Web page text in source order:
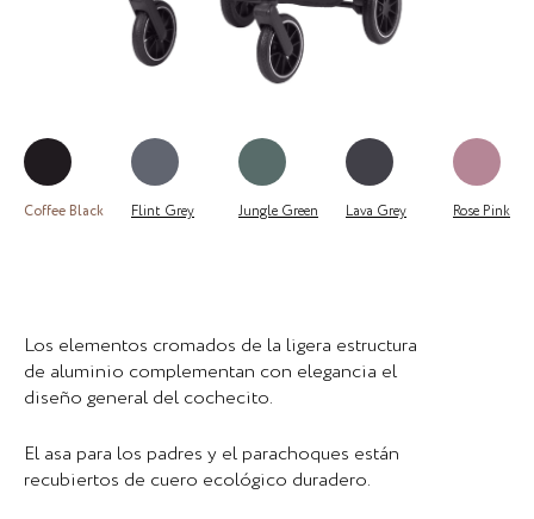
Coffee Black Flint Grey Jungle Green Lava Grey Rose Pink
Los elementos cromados de la ligera estructura
de aluminio complementan con elegancia el
diseño general del cochecito.
El asa para los padres y el parachoques están
recubiertos de cuero ecológico duradero.